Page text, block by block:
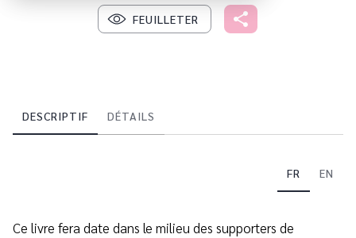
FEUILLETER
DESCRIPTIF DÉTAILS
FR EN
Ce livre fera date dans le milieu des supporters de